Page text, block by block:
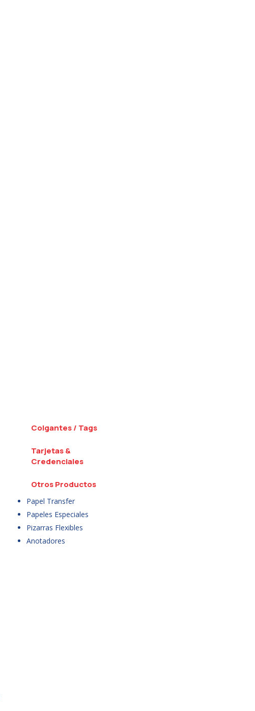
Colgantes / Tags
Tarjetas &
Credenciales
Otros Productos
Papel Transfer
Papeles Especiales
Pizarras Flexibles
Anotadores